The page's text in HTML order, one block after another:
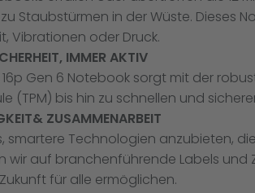
Staubstürmen in der Wüste. Dieses
Vibrationen oder Druck.
IMMER AKTIV
16p Gen 6 Notebook sorgt mit der
(TPM) bis hin zu schnellen und
ZUSAMMENARBEIT
smartere Technologien anzubieten,
wir auf branchenführende Labels
für alle ermöglichen.